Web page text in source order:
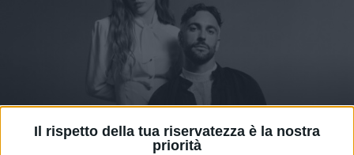
Il rispetto della tua riservatezza è la nostra
priorità